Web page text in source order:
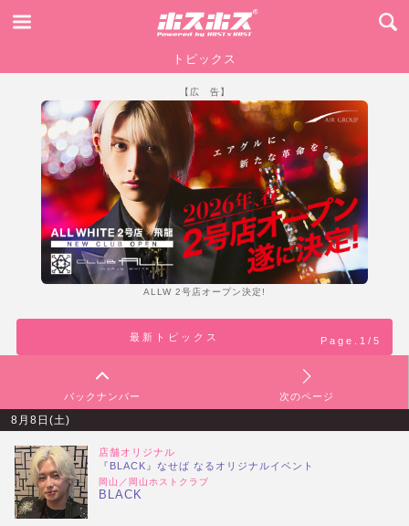
トピックス
【広 告】
ALLW 2号店オープン決定!
Page.1/5
最新トピックス
バックナンバー 次のページ
8月8日(土)
店舗オリジナル
『BLACK』なせば なるオリジナルイベント
岡山／岡山ホストクラブ
BLACK